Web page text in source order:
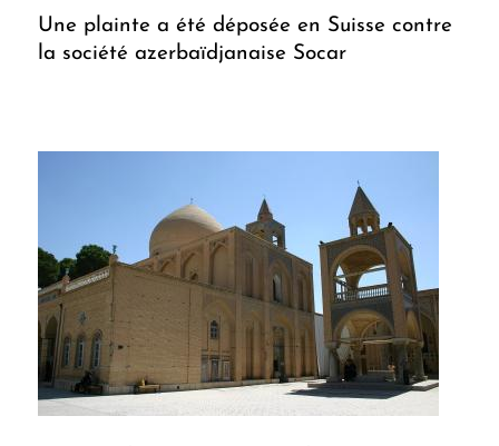
Une plainte a été déposée en Suisse contre
la société azerbaïdjanaise Socar